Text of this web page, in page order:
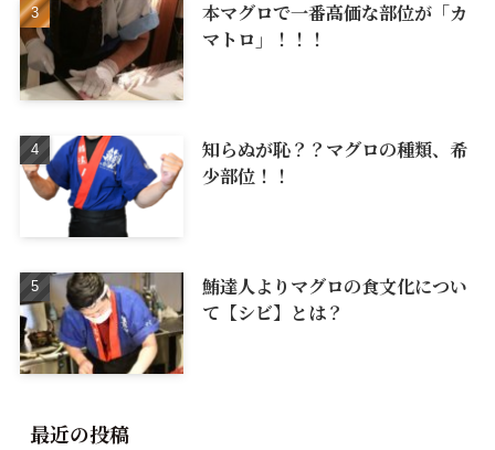
本マグロで一番高価な部位が「カ
マトロ」！！！
知らぬが恥？？マグロの種類、希
少部位！！
鮪達人よりマグロの食文化につい
て【シビ】とは？
最近の投稿